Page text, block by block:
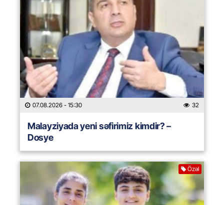
07.08.2026 - 15:30 32
Malayziyada yeni səfirimiz kimdir? –
Dosye
Özəl